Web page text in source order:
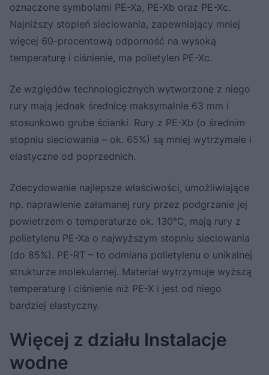
oznaczone symbolami PE-Xa, PE-Xb oraz PE-Xc.
Najniższy stopień sieciowania, zapewniający mniej
więcej 60-procentową odporność na wysoką
temperaturę i ciśnienie, ma polietylen PE-Xc.
Ze względów technologicznych wytworzone z niego
rury mają jednak średnicę maksymalnie 63 mm i
stosunkowo grube ścianki. Rury z PE-Xb (o średnim
stopniu sieciowania – ok. 65%) są mniej wytrzymałe i
elastyczne od poprzednich.
Zdecydowanie najlepsze właściwości, umożliwiające
np. naprawienie załamanej rury przez podgrzanie jej
powietrzem o temperaturze ok. 130°C, mają rury z
polietylenu PE-Xa o najwyższym stopniu sieciowania
(do 85%). PE-RT – to odmiana polietylenu o unikalnej
strukturze molekularnej. Materiał wytrzymuje wyższą
temperaturę i ciśnienie niż PE-X i jest od niego
bardziej elastyczny.
Więcej z działu Instalacje
wodne